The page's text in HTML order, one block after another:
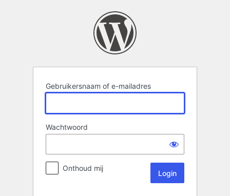
Gebruikersnaam of e-mailadres
Wachtwoord
Onthoud mij